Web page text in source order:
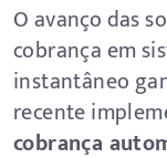
O avanço das
cobrança em
instantâneo
recente
cobrança